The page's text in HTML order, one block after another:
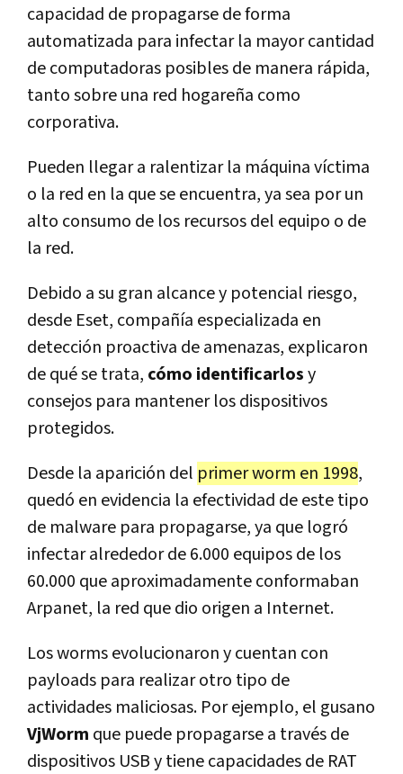
capacidad de propagarse de forma
automatizada para infectar la mayor cantidad
de computadoras posibles de manera rápida,
tanto sobre una red hogareña como
corporativa.
Pueden llegar a ralentizar la máquina víctima
o la red en la que se encuentra, ya sea por un
alto consumo de los recursos del equipo o de
la red.
Debido a su gran alcance y potencial riesgo,
desde Eset, compañía especializada en
detección proactiva de amenazas, explicaron
de qué se trata, cómo identificarlosy
consejos para mantener los dispositivos
protegidos.
Desde la aparición del primer worm en 1998,
quedó en evidencia la efectividad de este tipo
de malware para propagarse, ya que logró
infectar alrededor de 6.000 equipos de los
60.000 que aproximadamente conformaban
Arpanet, la red que dio origen a Internet.
Los worms evolucionaron y cuentan con
payloads para realizar otro tipo de
actividades maliciosas. Por ejemplo, el gusano
VjWorm que puede propagarse a través de
dispositivos USB y tiene capacidades de RAT